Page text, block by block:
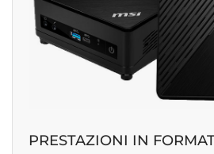
PRESTAZIONI IN